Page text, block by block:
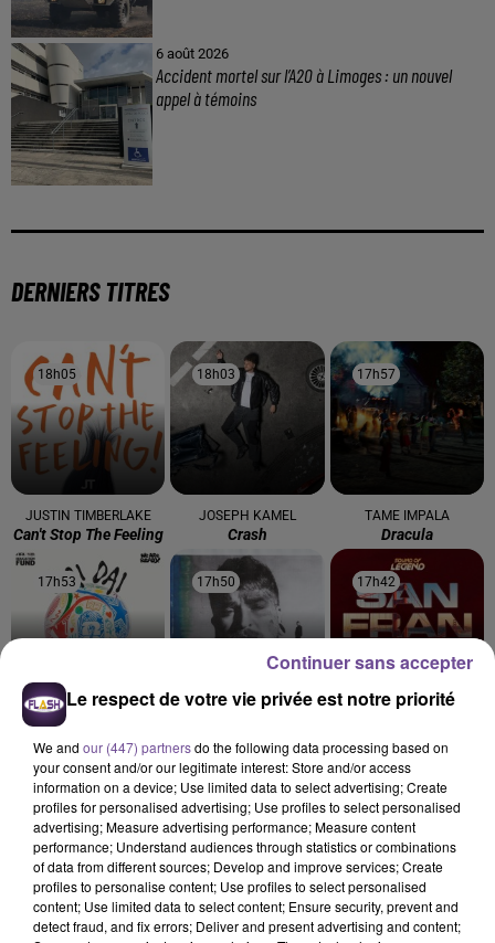
6 août 2026
Accident mortel sur l’A20 à Limoges : un nouvel
appel à témoins
DERNIERS TITRES
18h05
18h05
JUSTIN TIMBERLAKE
Can't Stop The Feeling
18h03
18h03
JOSEPH KAMEL
Crash
17h57
17h57
TAME IMPALA
Dracula
17h53
17h53
SHAKIRA FEAT. BURNA
BOY
Dai Dai
17h50
17h50
Mr Know It All
17h42
17h42
San Francisco
Cet élément est masqué compte-tenu du refus du
dépôt de cookies que vous avez exprimé. Si vous
Le respect de votre vie privée est notre priorité
We and our (447) partnersdo the following data processing based on
your consent and/or our legitimate interest: Store and/or access
information on a device; Use limited data to select advertising; Create
profiles for personalised advertising; Use profiles to select personalised
advertising; Measure advertising performance; Measure content
performance; Understand audiences through statistics or combinations
of data from different sources; Develop and improve services; Create
profiles to personalise content; Use profiles to select personalised
content; Use limited data to select content; Ensure security, prevent and
detect fraud, and fix errors; Deliver and present advertising and content;
Continuer sans accepter